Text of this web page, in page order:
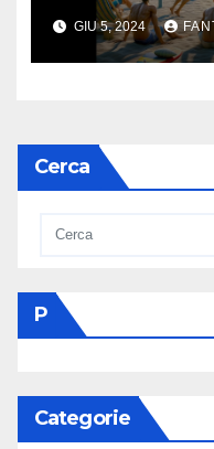
GIU 5, 2024
Cerca
P
Categorie